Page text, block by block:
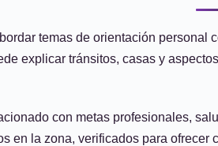
temas de orientación
explicar tránsitos, casas y
con metas profesionales,
en la zona, verificados para ofrecer